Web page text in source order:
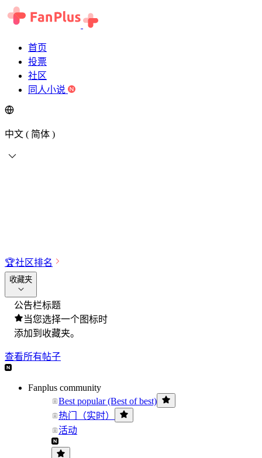
首页
投票
社区
同人小说
中文 ( 简体 )
🏆社区排名
收藏夹
公告栏标题
当您选择一个图标时
添加到收藏夹。
查看所有帖子
Fanplus community
Best popular (Best of best)
热门（实时）
活动